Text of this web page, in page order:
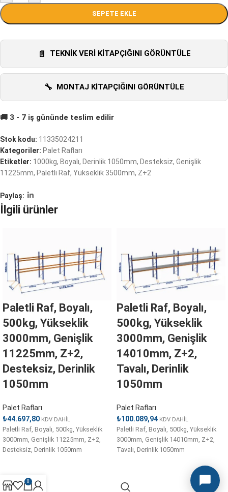
SEPETE EKLE
TEKNIK VERI KITAPÇIĞINI GÖRÜNTÜLE
MONTAJ KITAPÇIĞINI GÖRÜNTÜLE
Stok kodu: 11335024211
Kategoriler: Palet Rafları
Etiketler: 1000kg, Boyalı, Derinlik 1050mm, Desteksiz, Genişlik
11225mm, Paletli Raf, Yükseklik 3500mm, Z+2
Paylaş:
İlgili ürünler
Paletli Raf, Boyalı,
500kg, Yükseklik
3000mm, Genişlik
11225mm, Z+2,
Desteksiz, Derinlik
1050mm
Palet Rafları
₺44.697,80 KDV DAHİL
Paletli Raf, Boyalı, 500kg, Yükseklik
3000mm, Genişlik 11225mm, Z+2,
Desteksiz, Derinlik 1050mm
Paletli Raf, Boyalı,
500kg, Yükseklik
3000mm, Genişlik
14010mm, Z+2,
Tavalı, Derinlik
1050mm
Palet Rafları
₺100.089,94 KDV DAHİL
Paletli Raf, Boyalı, 500kg, Yükseklik
3000mm, Genişlik 14010mm, Z+2,
Tavalı, Derinlik 1050mm
0